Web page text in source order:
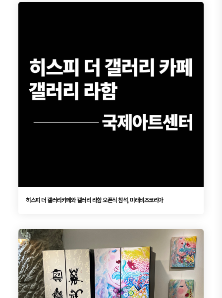
히스피 더 갤러리카페와 갤러리 라함 오픈식 참석, 미래비즈코리아